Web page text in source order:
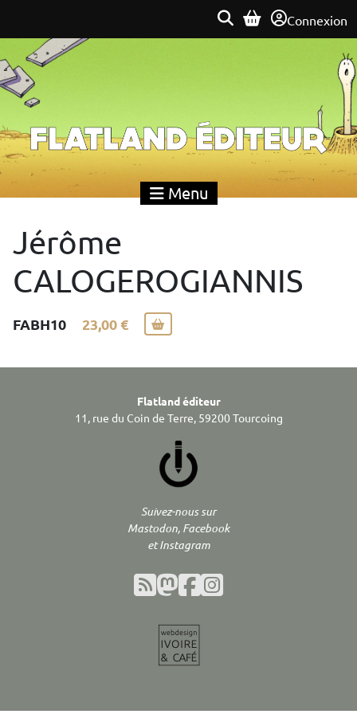
Connexion
Flatland Éditeur
Menu
Jérôme
CALOGEROGIANNIS
FABH10 23,00 €
Flatland éditeur
11, rue du Coin de Terre, 59200 Tourcoing
Suivez-nous sur
Mastodon, Facebook
et Instagram